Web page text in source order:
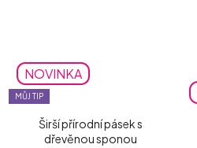
NOVINKA
MŮJ TIP
Širší přírodní pásek s
dřevěnou sponou